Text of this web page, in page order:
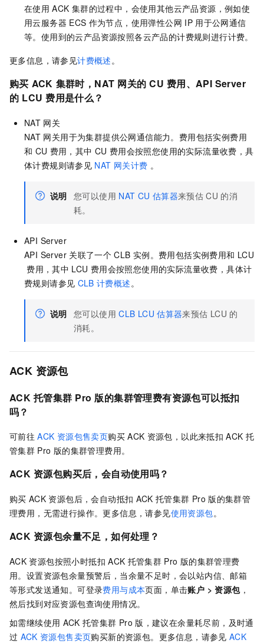
在使用 ACK 集群的过程中，会使用其他云产品资源，例如使
用云服务器 ECS 作为节点，使用弹性公网 IP 用于公网通信
等。使用到的云产品资源按照各云产品的计费规则进行计费。
更多信息，请参见计费概述 。
购买 ACK 集群时，NAT 网关的 CU 费用、API Server
的 LCU 费用是什么？
NAT 网关
NAT 网关用于为集群提供公网通信能力。费用包括实例费用
和 CU 费用，其中 CU 费用会按照您使用的实际流量收费，具
体计费规则请参见 NAT 网关计费 。
说明 您可以使用 NAT CU 估算器来预估 CU 的消
耗。
API Server
API Server 关联了一个 CLB 实例。费用包括实例费用和 LCU
费用，其中 LCU 费用会按照您使用的实际流量收费，具体计
费规则请参见 CLB 计费概述 。
说明 您可以使用 CLB LCU 估算器来预估 LCU 的
消耗。
ACK 资源包
ACK 托管集群 Pro 版的集群管理费有资源包可以抵扣
吗？
可前往 ACK 资源包售卖页购买 ACK 资源包，以此来抵扣 ACK 托
管集群 Pro 版的集群管理费用。
ACK 资源包购买后，会自动使用吗？
购买 ACK 资源包后，会自动抵扣 ACK 托管集群 Pro 版的集群管
理费用，无需进行操作。更多信息，请参见使用资源包。
ACK 资源包余量不足，如何处理？
ACK 资源包按照小时抵扣 ACK 托管集群 Pro 版的集群管理费
用。设置资源包余量预警后，当余量不足时，会以站内信、邮箱
等形式发送通知。可登录费用与成本页面，单击账户 >资源包，
然后找到对应资源包查询使用情况。
如需继续使用 ACK 托管集群 Pro 版 ，建议在余量耗尽前，及时通
过 ACK 资源包售卖页购买新的资源包。更多信息，请参见 ACK